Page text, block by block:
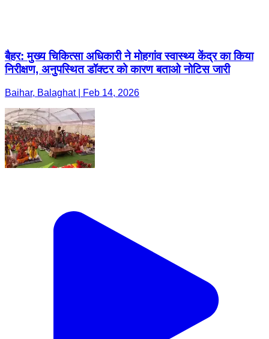
बैहर: मुख्य चिकित्सा अधिकारी ने मोहगांव स्वास्थ्य केंद्र का किया
निरीक्षण, अनुपस्थित डॉक्टर को कारण बताओ नोटिस जारी
Baihar, Balaghat | Feb 14, 2026